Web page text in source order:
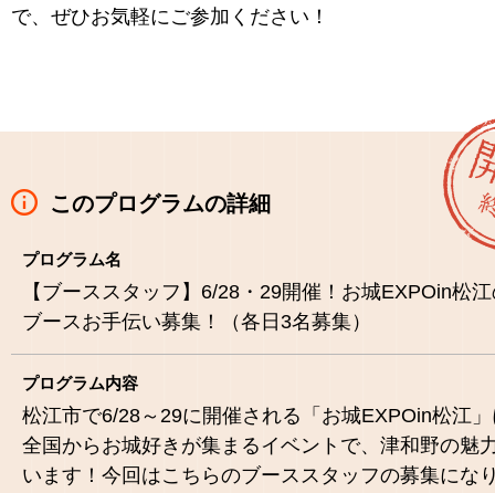
で、ぜひお気軽にご参加ください！
このプログラムの詳細
プログラム名
【ブーススタッフ】6/28・29開催！お城EXPOin松
ブースお手伝い募集！（各日3名募集）
プログラム内容
松江市で6/28～29に開催される「お城EXPOin松江
全国からお城好きが集まるイベントで、津和野の魅
います！今回はこちらのブーススタッフの募集にな